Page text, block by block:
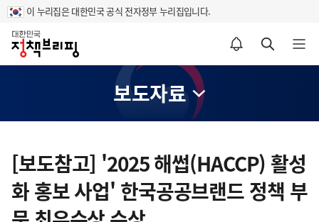
이 누리집은 대한민국 공식 전자정부 누리집입니다.
홈
알림설정 바로가기 검색 바로가기 메뉴 열기
보도자료
텐
츠
영
역
[보도참고] '2025 해썹(HACCP) 활성
화 홍보 사업' 한국공공브랜드 정책 부